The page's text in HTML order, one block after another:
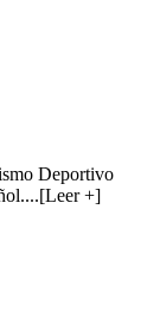
Deportivo
...[Leer +]